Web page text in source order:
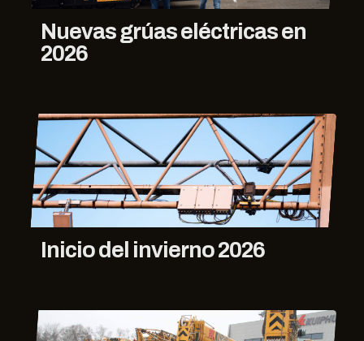
Nuevas grúas eléctricas en
2026
Inicio del invierno 2026